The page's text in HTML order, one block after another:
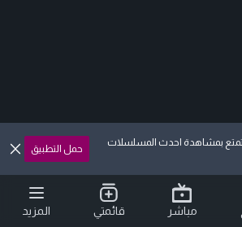
بمشاهدة احدث المسلسلات
حمل التطبيق
مباشر قائمتي المزيد